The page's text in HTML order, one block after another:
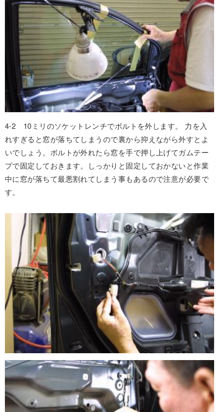
4-2 10ミリのソケットレンチでボルトを外します。 力を入
れすぎると窓が落ちてしまうので裏から抑えながら外すとよ
いでしょう。ボルトが外れたら窓を手で押し上げてガムテー
プで固定しておきます。しっかりと固定しておかないと作業
中に窓が落ちて最悪割れてしまう事もあるので注意が必要で
す。